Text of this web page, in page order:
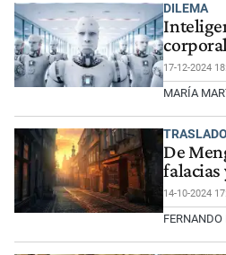
DILEMA
17-12-2024
MARÍA
De
falacias
14-10-2024